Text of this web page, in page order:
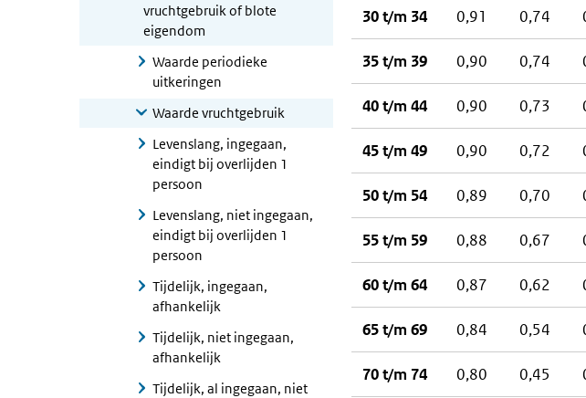
vruchtgebruik of blote
eigendom
Waarde periodieke
uitkeringen
Waarde vruchtgebruik
Levenslang, ingegaan,
eindigt bij overlijden 1
persoon
Levenslang, niet ingegaan,
eindigt bij overlijden 1
persoon
Tijdelijk, ingegaan,
afhankelijk
Tijdelijk, niet ingegaan,
afhankelijk
Tijdelijk, al ingegaan, niet
30 t/m 34 0,91 0,74
35 t/m 39 0,90 0,74
40 t/m 44 0,90 0,73
45 t/m 49 0,90 0,72
50 t/m 54 0,89 0,70
55 t/m 59 0,88 0,67
60 t/m 64 0,87 0,62
65 t/m 69 0,84 0,54
70 t/m 74 0,80 0,45